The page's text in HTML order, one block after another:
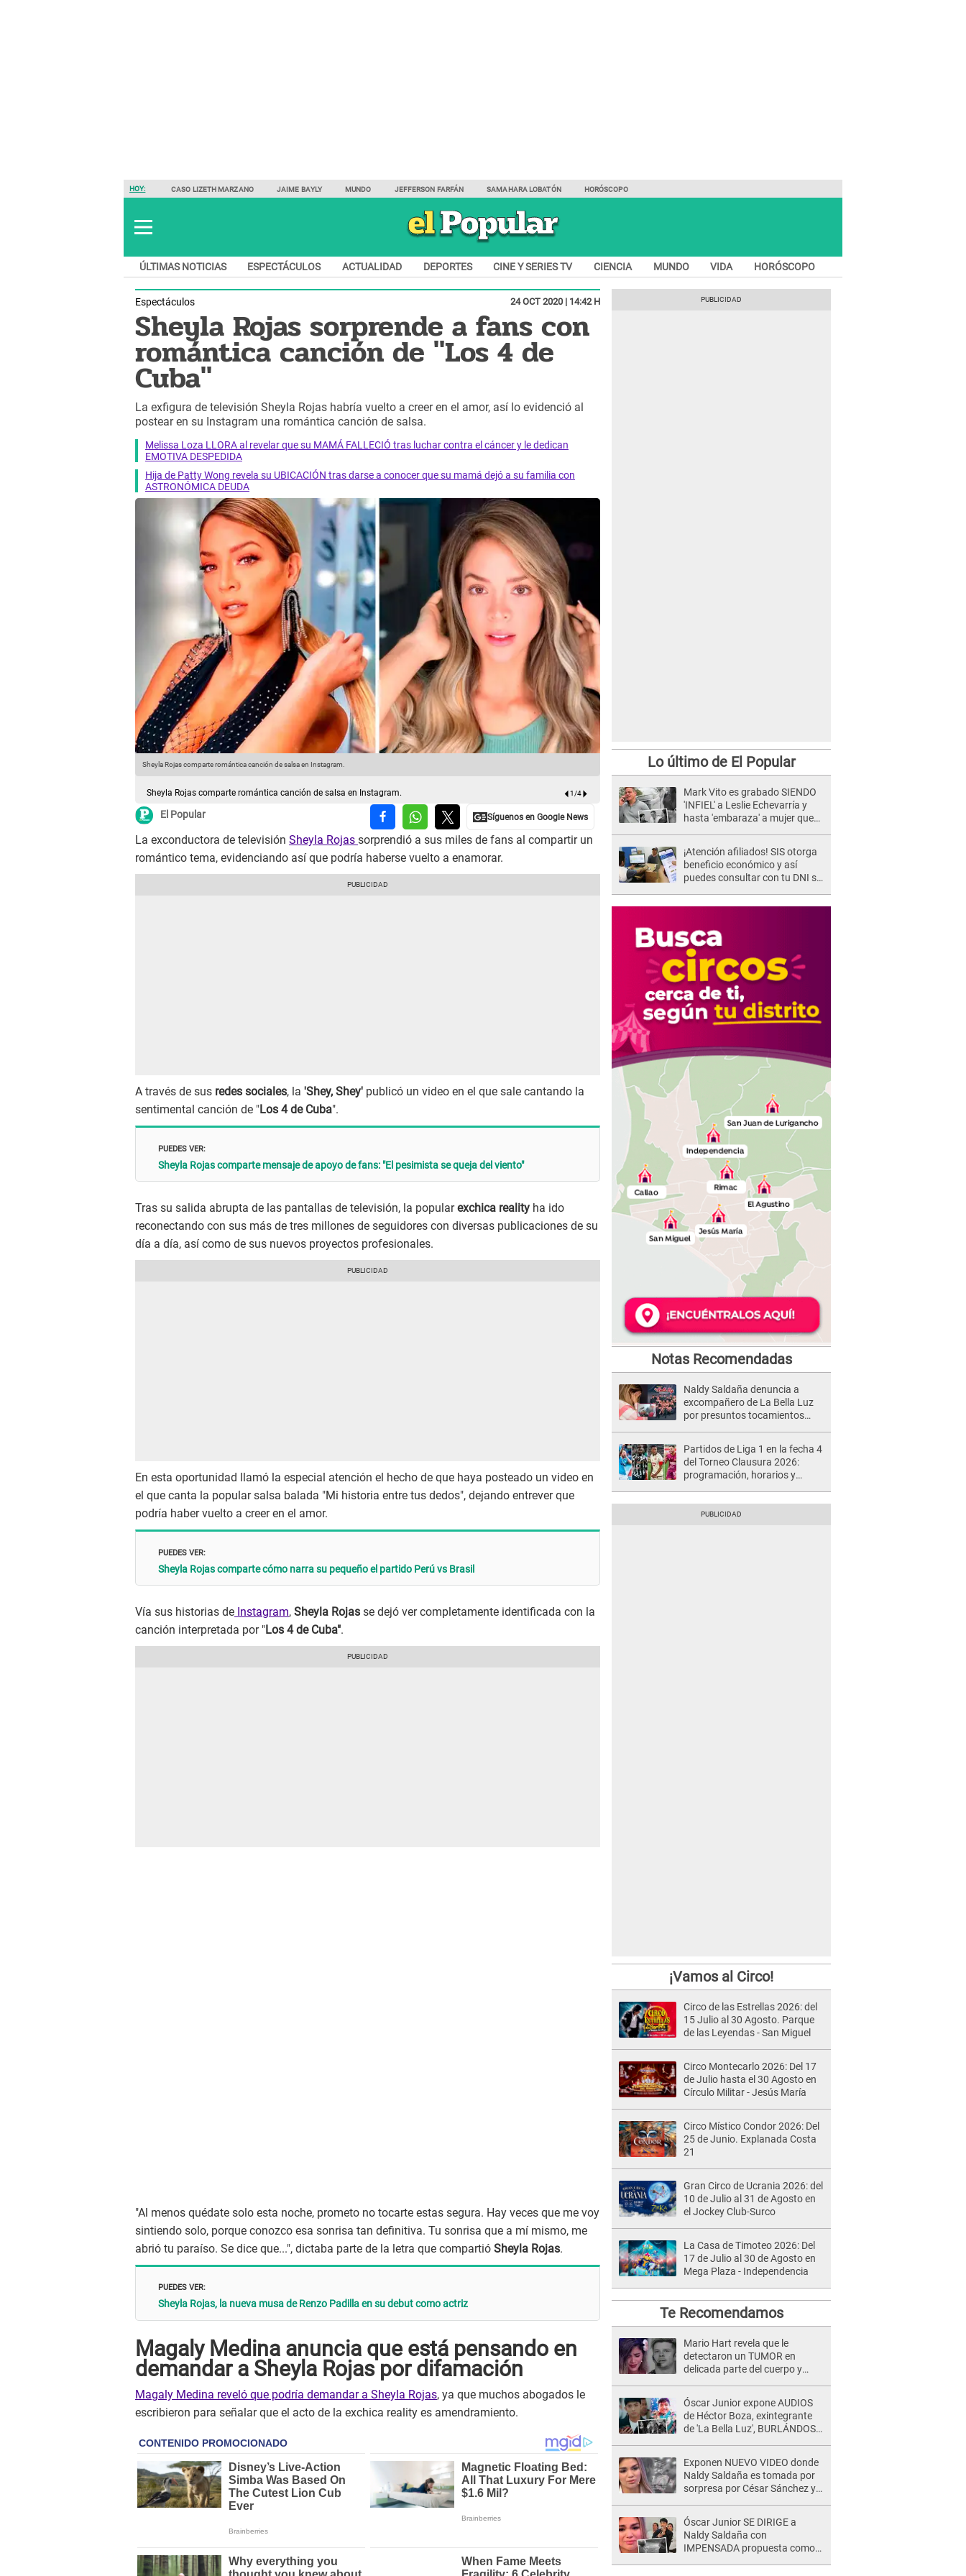
HOY: CASO LIZETH MARZANO JAIME BAYLY MUNDO JEFFERSON FARFÁN SAMAHARA LOBATÓN HORÓSCOPO
ÚLTIMAS NOTICIAS ESPECTÁCULOS ACTUALIDAD DEPORTES CINE Y SERIES TV CIENCIA MUNDO VIDA HORÓSCOPO
Espectáculos 24 OCT 2020 | 14:42 H
Sheyla Rojas sorprende a fans con
romántica canción de "Los 4 de
Cuba"
La exfigura de televisión Sheyla Rojas habría vuelto a creer en el amor, así lo evidenció al
postear en su Instagram una romántica canción de salsa.
Melissa Loza LLORA al revelar que su MAMÁ FALLECIÓ tras luchar contra el cáncer y le dedican
EMOTIVA DESPEDIDA
Hija de Patty Wong revela su UBICACIÓN tras darse a conocer que su mamá dejó a su familia con
ASTRONÓMICA DEUDA
Sheyla Rojas comparte romántica canción de salsa en Instagram. Sheyla Rojas comparte romántica canción de salsa en Instagram.
Sheyla Rojas comparte romántica canción de salsa en Instagram. 1 /4
El Popular
La exconductora de televisión Sheyla Rojas sorprendió a sus miles de fans al compartir un
romántico tema, evidenciando así que podría haberse vuelto a enamorar.
A través de sus redes sociales, la 'Shey, Shey' publicó un video en el que sale cantando la
sentimental canción de "Los 4 de Cuba".
PUEDES VER:
Sheyla Rojas comparte mensaje de apoyo de fans: "El pesimista se queja del viento"
Tras su salida abrupta de las pantallas de televisión, la popularexchica reality ha ido
reconectando con sus más de tres millones de seguidores con diversas publicaciones de su
día a día, así como de sus nuevos proyectos profesionales.
En esta oportunidad llamó la especial atención el hecho de que haya posteado un video en
el que canta la popular salsa balada "Mi historia entre tus dedos", dejando entrever que
podría haber vuelto a creer en el amor.
PUEDES VER:
Sheyla Rojas comparte cómo narra su pequeño el partido Perú vs Brasil
Vía sus historias de Instagram, Sheyla Rojas se dejó ver completamente identificada con la
canción interpretada por "Los 4 de Cuba".
"Al menos quédate solo esta noche, prometo no tocarte estas segura. Hay veces que me voy
sintiendo solo, porque conozco esa sonrisa tan definitiva. Tu sonrisa que a mí mismo, me
abrió tu paraíso. Se dice que...", dictaba parte de la letra que compartió Sheyla Rojas.
PUEDES VER:
Sheyla Rojas, la nueva musa de Renzo Padilla en su debut como actriz
Magaly Medina anuncia que está pensando en
demandar a Sheyla Rojas por difamación
Magaly Medina reveló que podría demandar a Sheyla Rojas, ya que muchos abogados le
escribieron para señalar que el acto de la exchica reality es amendramiento.
Lo último de El Popular
Mark Vito es grabado SIENDO
'INFIEL' a Leslie Echevarría y
hasta 'embaraza' a mujer que
¡Atención afiliados! SIS otorga
beneficio económico y así
puedes consultar con tu DNI si
Notas Recomendadas
Naldy Saldaña denuncia a
excompañero de La Bella Luz
por presuntos tocamientos
Partidos de Liga 1 en la fecha 4
del Torneo Clausura 2026:
programación, horarios y
¡Vamos al Circo!
Circo de las Estrellas 2026: del
15 Julio al 30 Agosto. Parque
de las Leyendas - San Miguel
Circo Montecarlo 2026: Del 17
de Julio hasta el 30 Agosto en
Círculo Militar - Jesús María
Circo Místico Condor 2026: Del
25 de Junio. Explanada Costa
21
Gran Circo de Ucrania 2026: del
10 de Julio al 31 de Agosto en
el Jockey Club-Surco
La Casa de Timoteo 2026: Del
17 de Julio al 30 de Agosto en
Mega Plaza - Independencia
Te Recomendamos
Mario Hart revela que le
detectaron un TUMOR en
delicada parte del cuerpo y
muy fuertes..."
Óscar Junior expone AUDIOS
de Héctor Boza, exintegrante
de 'La Bella Luz', BURLÁNDOSE
Exponen NUEVO VIDEO donde
Naldy Saldaña es tomada por
sorpresa por César Sánchez y
agarró la mano
Óscar Junior SE DIRIGE a
Naldy Saldaña con
IMPENSADA propuesta como